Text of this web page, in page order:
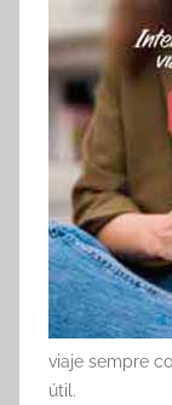
viaje sempre
útil.